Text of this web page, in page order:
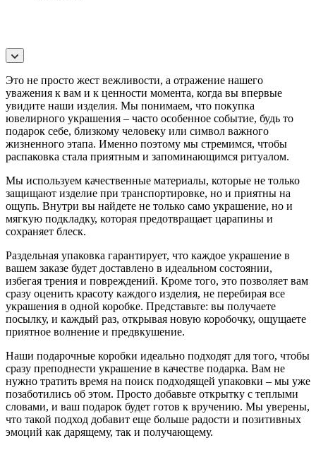
Это не просто жест вежливости, а отражение нашего
уважения к вам и к ценности момента, когда вы впервые
увидите наши изделия. Мы понимаем, что покупка
ювелирного украшения – часто особенное событие, будь то
подарок себе, близкому человеку или символ важного
жизненного этапа. Именно поэтому мы стремимся, чтобы
распаковка стала приятным и запоминающимся ритуалом.
Мы используем качественные материалы, которые не только
защищают изделие при транспортировке, но и приятны на
ощупь. Внутри вы найдете не только само украшение, но и
мягкую подкладку, которая предотвращает царапины и
сохраняет блеск.
Раздельная упаковка гарантирует, что каждое украшение в
вашем заказе будет доставлено в идеальном состоянии,
избегая трения и повреждений. Кроме того, это позволяет вам
сразу оценить красоту каждого изделия, не перебирая все
украшения в одной коробке. Представьте: вы получаете
посылку, и каждый раз, открывая новую коробочку, ощущаете
приятное волнение и предвкушение.
Наши подарочные коробки идеально подходят для того, чтобы
сразу преподнести украшение в качестве подарка. Вам не
нужно тратить время на поиск подходящей упаковки – мы уже
позаботились об этом. Просто добавьте открытку с теплыми
словами, и ваш подарок будет готов к вручению. Мы уверены,
что такой подход добавит еще больше радости и позитивных
эмоций как дарящему, так и получающему.